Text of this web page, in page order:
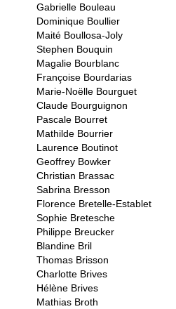
Gabrielle Bouleau
Dominique Boullier
Maité Boullosa-Joly
Stephen Bouquin
Magalie Bourblanc
Françoise Bourdarias
Marie-Noëlle Bourguet
Claude Bourguignon
Pascale Bourret
Mathilde Bourrier
Laurence Boutinot
Geoffrey Bowker
Christian Brassac
Sabrina Bresson
Florence Bretelle-Establet
Sophie Bretesche
Philippe Breucker
Blandine Bril
Thomas Brisson
Charlotte Brives
Hélène Brives
Mathias Broth